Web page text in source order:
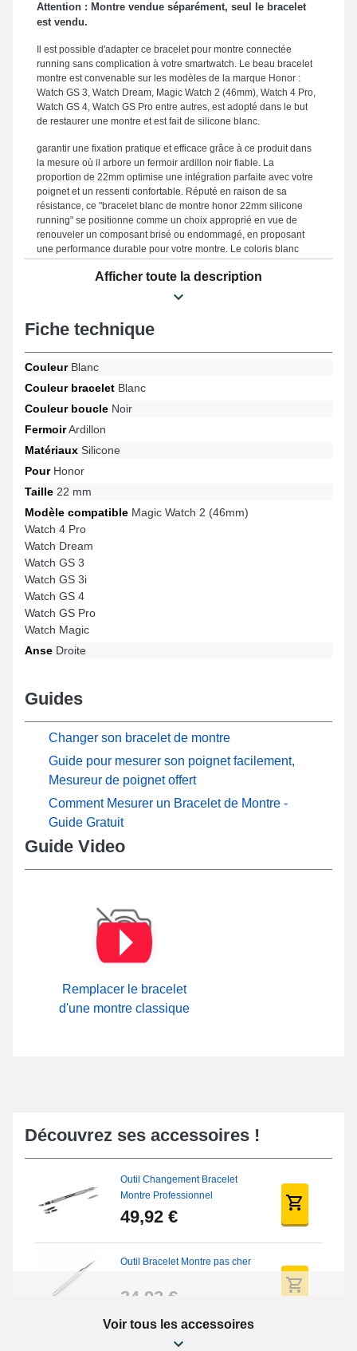
Attention : Montre vendue séparément, seul le bracelet
est vendu.
Il est possible d'adapter ce bracelet pour montre connectée
running sans complication à votre smartwatch. Le beau bracelet
montre est convenable sur les modèles de la marque Honor :
Watch GS 3, Watch Dream, Magic Watch 2 (46mm), Watch 4 Pro,
Watch GS 4, Watch GS Pro entre autres, est adopté dans le but
de restaurer une montre et est fait de silicone blanc.
garantir une fixation pratique et efficace grâce à ce produit dans
la mesure où il arbore un fermoir ardillon noir fiable. La
proportion de 22mm optimise une intégration parfaite avec votre
poignet et un ressenti confortable. Réputé en raison de sa
résistance, ce "bracelet blanc de montre honor 22mm silicone
running" se positionne comme un choix approprié en vue de
renouveler un composant brisé ou endommagé, en proposant
une performance durable pour votre montre. Le coloris blanc
sophistiqué de votre montre. Cet accessoire fusionne esthétique
et utilité au moyen de sa fermeture ardillon haut de gamme, et
Pro, Watch GS 3, Watch GS 4, Watch Dream, Magic Watch 2
(46mm), Watch 4 Pro entre autres de la marque Honor. Fabriqué
dans le but de s'harmoniser avec précision sur divers modèles
compatibles de la marque Honor, ce bracelet en silicone allie
ajustement précis.
Afficher toute la description
Fiche technique
CouleurBlanc
Couleur bracelet Blanc
Couleur boucle Noir
FermoirArdillon
Matériaux Silicone
PourHonor
Taille 22 mm
Modèle compatible Magic Watch 2 (46mm)
Watch 4 Pro
Watch Dream
Watch GS 3
Watch GS 3i
Watch GS 4
Watch GS Pro
Watch Magic
Anse Droite
Guides
Changer son bracelet de montre
Guide pour mesurer son poignet facilement,
Mesureur de poignet offert
Comment Mesurer un Bracelet de Montre -
Guide Gratuit
Guide Video
Remplacer le bracelet
d'une montre classique
Découvrez ses accessoires !
Outil Changement Bracelet
Montre Professionnel
49,92 €
Outil Bracelet Montre pas cher
34,92 €
Kit Réparation Montre Débutant
Voir tous les accessoires